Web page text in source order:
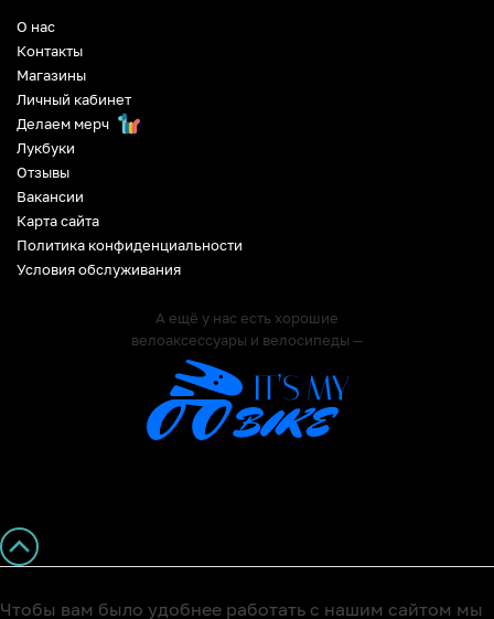
О нас
Контакты
Магазины
Личный кабинет
Делаем мерч
Лукбуки
Отзывы
Вакансии
Карта сайта
Политика конфиденциальности
Условия обслуживания
А ещё у нас есть хорошие
велоаксессуары и велосипеды —
Чтобы вам было удобнее работать с нашим сайтом мы